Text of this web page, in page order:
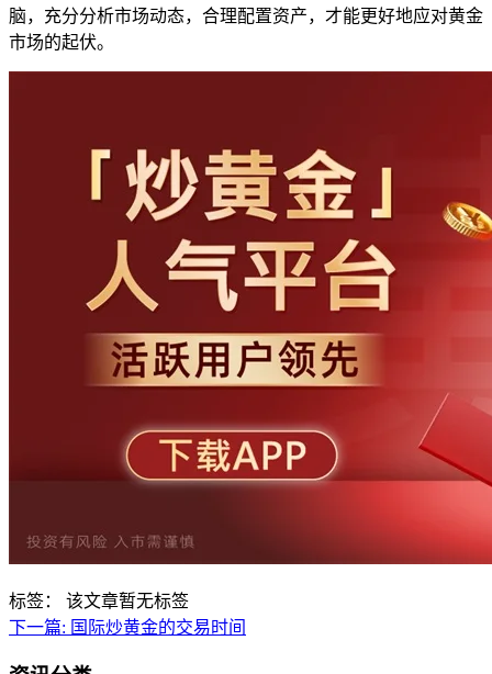
脑，充分分析市场动态，合理配置资产，才能更好地应对黄金
市场的起伏。
标签：
该文章暂无标签
下一篇: 国际炒黄金的交易时间